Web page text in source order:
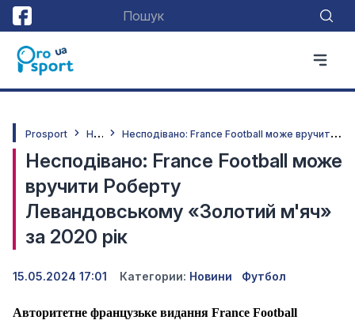
Prosport Н
овини Н
есподівано: France Football може вручити Роберту Левандовському «Золотий м'яч» за 2020 рік
Несподівано: France Football може
вручити Роберту
Левандовському «Золотий м'яч»
за 2020 рік
15.05.2024 17:01 Категории: Новини Футбол
Авторитетне французьке видання France Football